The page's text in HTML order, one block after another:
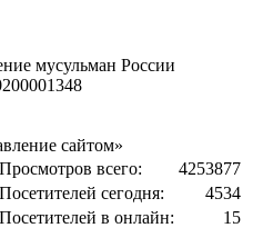
мусульман России
сайтом»
Просмотров всего:
4253877
Посетителей сегодня:
4534
Посетителей в онлайн:
15